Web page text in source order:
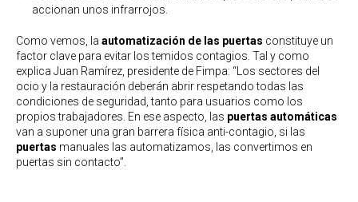
accionan unos infrarrojos.
Como vemos, la automatización de las puertas constituye un
factor clave para evitar los temidos contagios. Tal y como
explica Juan Ramírez, presidente de Fimpa: “Los sectores del
ocio y la restauración deberán abrir respetando todas las
condiciones de seguridad, tanto para usuarios como los
propios trabajadores. En ese aspecto, las puertas automáticas
van a suponer una gran barrera física anti-contagio, si las
puertas manuales las automatizamos, las convertimos en
puertas sin contacto”.